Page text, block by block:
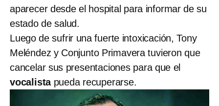
aparecer desde el hospital para informar de su
estado de salud.
Luego de sufrir una fuerte intoxicación, Tony
Meléndez y Conjunto Primavera tuvieron que
cancelar sus presentaciones para que el
vocalistapueda recuperarse.